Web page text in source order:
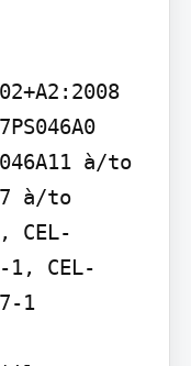
à/to
à/to
CEL-
1, CEL-
1